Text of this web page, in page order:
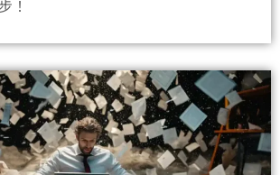
！